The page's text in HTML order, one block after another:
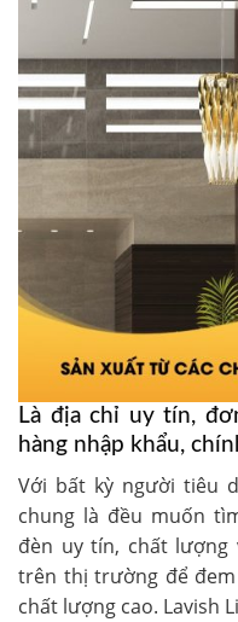
Là địa chỉ uy tín,
hàng nhập khẩu,
Với bất kỳ người tiêu
chung là đều muốn
đèn uy tín, chất lượng
trên thị trường để
chất lượng cao. Lavish